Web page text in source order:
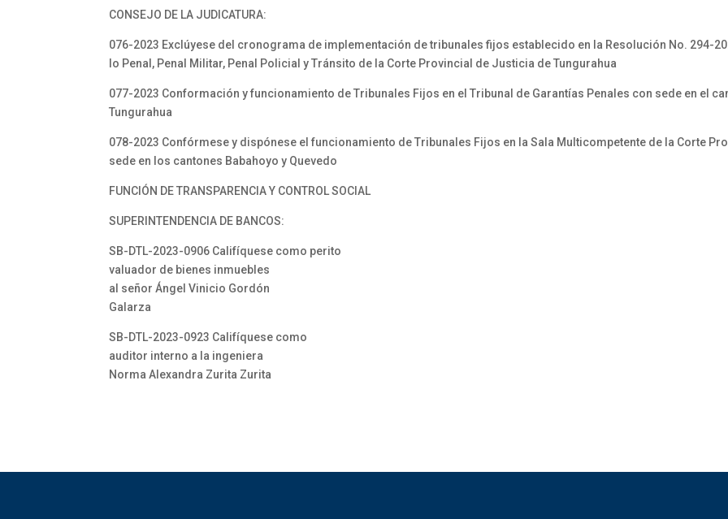
CONSEJO DE LA JUDICATURA:
076-2023 Exclúyese del cronograma de implementación de tribunales fijos establecido en la Resolución No. 294-
lo Penal, Penal Militar, Penal Policial y Tránsito de la Corte Provincial de Justicia de Tungurahua
077-2023 Conformación y funcionamiento de Tribunales Fijos en el Tribunal de Garantías Penales con sede en el
Tungurahua
078-2023 Confórmese y dispónese el funcionamiento de Tribunales Fijos en la Sala Multicompetente de la Corte
sede en los cantones Babahoyo y Quevedo
FUNCIÓN DE TRANSPARENCIA Y CONTROL SOCIAL
SUPERINTENDENCIA DE BANCOS:
SB-DTL-2023-0906 Califíquese como perito
valuador de bienes inmuebles
al señor Ángel Vinicio Gordón
Galarza
SB-DTL-2023-0923 Califíquese como
auditor interno a la ingeniera
Norma Alexandra Zurita Zurita